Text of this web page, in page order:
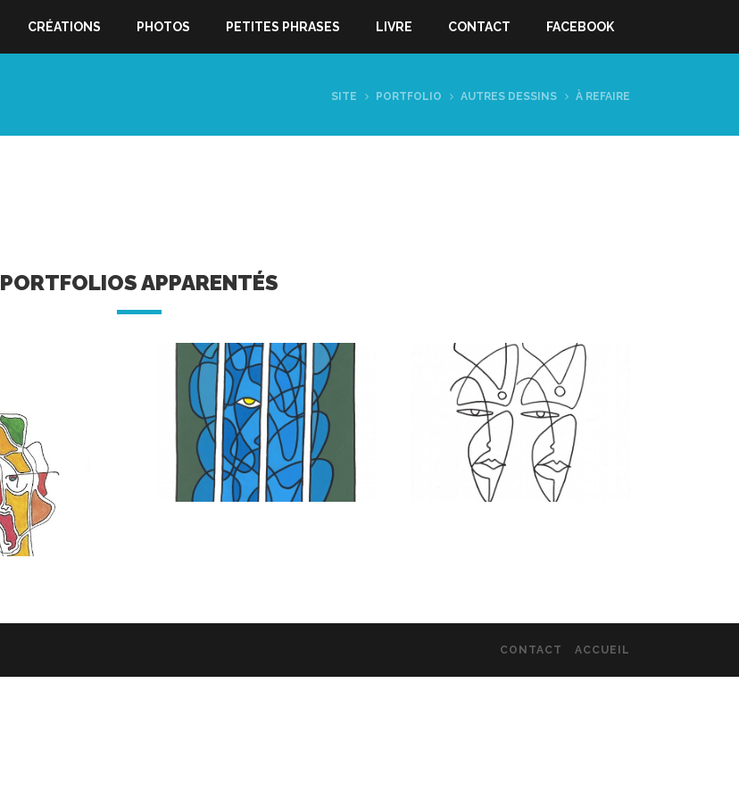
CRÉATIONS PHOTOS PETITES PHRASES LIVRE CONTACT FACEBOOK
SITE PORTFOLIO AUTRES DESSINS À REFAIRE
PORTFOLIOS APPARENTÉS
CONTACT ACCUEIL